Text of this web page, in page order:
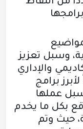
من النقاط
وسبل تعزيز
والإداري
برامج
عملها
بكل ما يخدم
حيث وتم